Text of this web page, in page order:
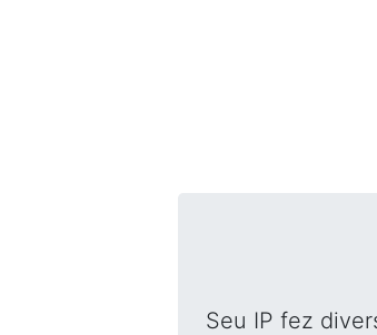
Seu IP fez